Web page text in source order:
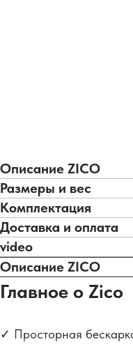
Описание ZICO
Размеры и вес
Комплектация
Доставка и оплата
video
Описание ZICO
Главное о Zico
✓ Просторная